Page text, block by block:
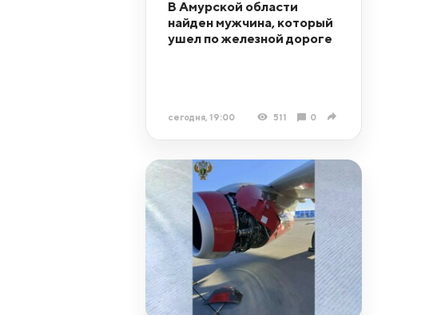
В Амурской области
найден мужчина, который
ушел по железной дороге
сегодня, 19:00 511 0